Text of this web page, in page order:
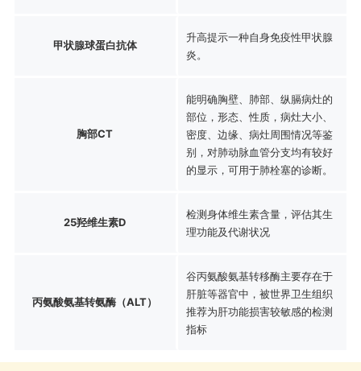
甲状腺球蛋白抗体
升高提示一种自身免疫性甲状腺
炎。
胸部CT
能明确胸壁、肺部、纵膈病灶的
部位，形态、性质，病灶大小、
密度、边缘、病灶周围情况等鉴
别，对肺动脉血管分支均有较好
的显示，可用于肺栓塞的诊断。
25羟维生素D
检测身体维生素含量，评估其生
理功能及代谢状况
丙氨酸氨基转氨酶（ALT）
谷丙氨酸氨基转移酶主要存在于
肝脏等器官中，被世界卫生组织
推荐为肝功能损害较敏感的检测
指标